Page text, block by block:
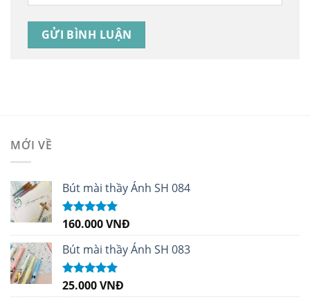
MỚI VỀ
Bút mài thầy Ánh SH 084
Được xếp
sao
160.000VNĐ
Bút mài thầy Ánh SH 083
Được xếp
25.000VNĐ